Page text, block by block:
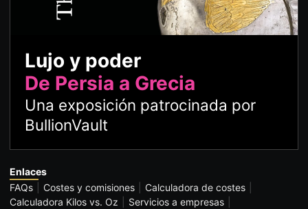
Lujo y poder
De Persia a Grecia
Una exposición patrocinada por
BullionVault
Enlaces
FAQs
Costes y comisiones
Calculadora de costes
Calculadora Kilos vs. Oz
Servicios a empresas